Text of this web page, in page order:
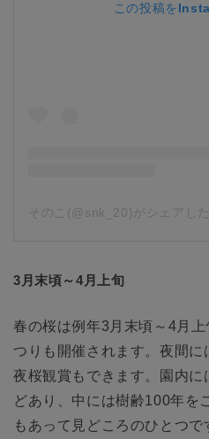
この投稿を
そのこ(@snk_20)がシェアし
3月末頃～4月上旬
春の桜は例年3月末頃～4月
つりも開催されます。夜間に
夜桜観賞もできます。園内
どあり、中には樹齢100年を
もあって見どころのひとつ